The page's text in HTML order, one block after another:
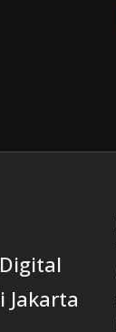
Jakarta